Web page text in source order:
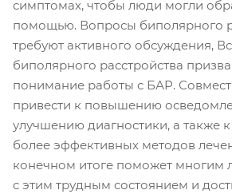
симптомах, чтобы люди могли
помощью. Вопросы биполярного
требуют активного обсуждения,
биполярного расстройства
понимание работы с БАР.
привести к повышению
улучшению диагностики, а также
более эффективных методов
конечном итоге поможет многим
с этим трудным состоянием и